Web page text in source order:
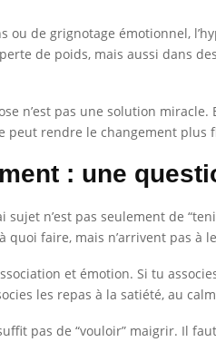
ou de grignotage émotionnel,
de poids, mais aussi dans
n’est pas une solution
peut rendre le changement plus
: une
n’est pas seulement de
quoi faire, mais n’arrivent pas
et émotion. Si tu
les repas à la satiété, au
pas de “vouloir” maigrir. Il